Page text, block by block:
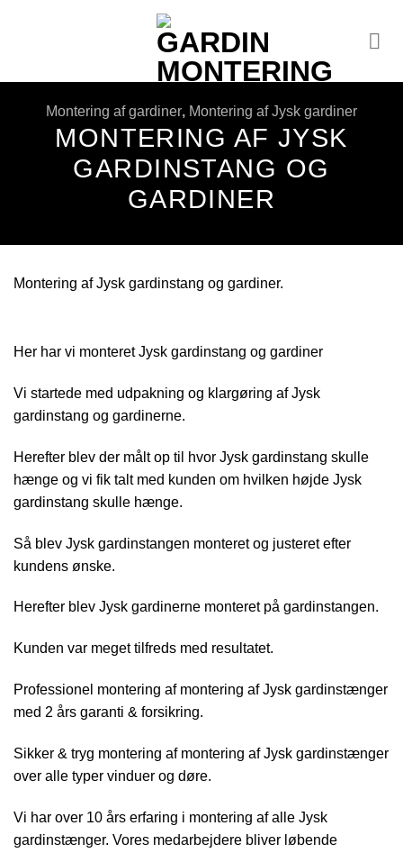
Montering af gardiner, Montering af Jysk gardiner
MONTERING AF JYSK
GARDINSTANG OG
GARDINER
Montering af Jysk gardinstang og gardiner.
Her har vi monteret Jysk gardinstang og gardiner
Vi startede med udpakning og klargøring af Jysk
gardinstang og gardinerne.
Herefter blev der målt op til hvor Jysk gardinstang skulle
hænge og vi fik talt med kunden om hvilken højde Jysk
gardinstang skulle hænge.
Så blev Jysk gardinstangen monteret og justeret efter
kundens ønske.
Herefter blev Jysk gardinerne monteret på gardinstangen.
Kunden var meget tilfreds med resultatet.
Professionel montering af montering af Jysk gardinstænger
med 2 års garanti & forsikring.
Sikker & tryg montering af montering af Jysk gardinstænger
over alle typer vinduer og døre.
Vi har over 10 års erfaring i montering af alle Jysk
gardinstænger. Vores medarbejdere bliver løbende